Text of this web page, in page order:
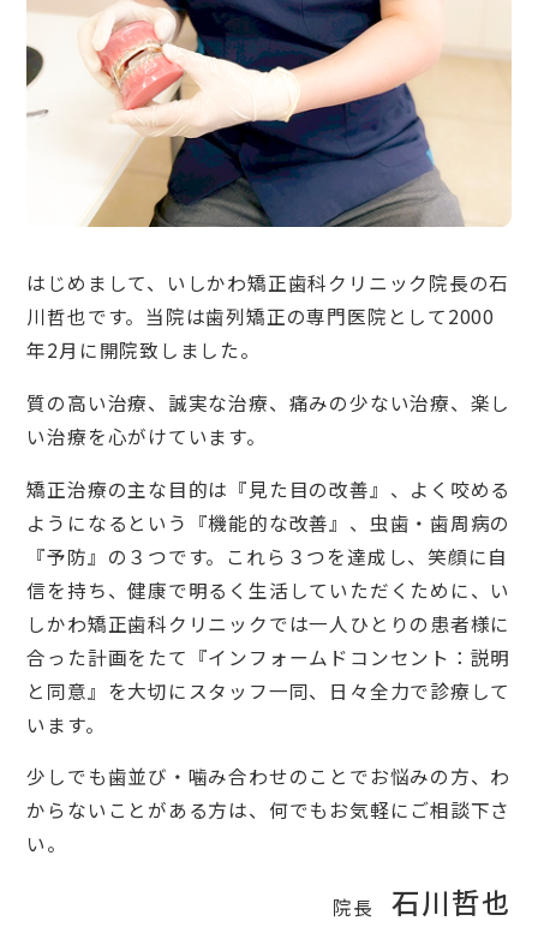
はじめまして、いしかわ矯正歯科クリニック院長の石
川哲也です。当院は歯列矯正の専門医院として2000
年2月に開院致しました。
質の高い治療、誠実な治療、痛みの少ない治療、楽し
い治療を心がけています。
矯正治療の主な目的は『見た目の改善』、よく咬める
ようになるという『機能的な改善』、虫歯・歯周病の
『予防』の３つです。これら３つを達成し、笑顔に自
信を持ち、健康で明るく生活していただくために、い
しかわ矯正歯科クリニックでは一人ひとりの患者様に
合った計画をたて『インフォームドコンセント：説明
と同意』を大切にスタッフ一同、日々全力で診療して
います。
少しでも歯並び・噛み合わせのことでお悩みの方、わ
からないことがある方は、何でもお気軽にご相談下さ
い。
院長 石川哲也